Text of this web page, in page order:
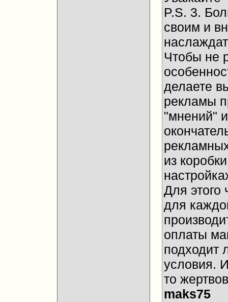
P.S. 3.
своим и
Чтобы не
делаете
рекламы
"мнений"
из
Для этого
для
оплаты
подходит
условия.
то
maks75